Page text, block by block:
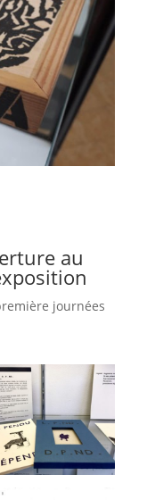
au
journées